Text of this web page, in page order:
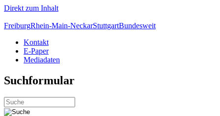
Direkt zum Inhalt
FreiburgRhein-Main-NeckarStuttgartBundesweit
Kontakt
E-Paper
Mediadaten
Suchformular